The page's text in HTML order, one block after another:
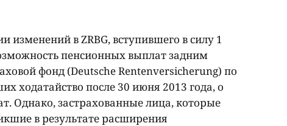
изменений в ZRBG, вступившего в силу 1
пенсионных выплат задним
фонд (Deutsche Rentenversicherung) по
ходатайство после 30 июня 2013 года, о
Однако, застрахованные лица, которые
в результате расширения